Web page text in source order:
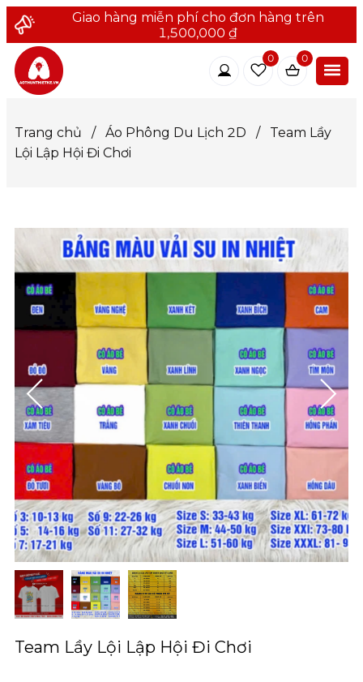
Giao hàng miễn phí cho đơn hàng trên
1,500,000 ₫
0 0
Trang chủ / Áo Phông Du Lịch 2D /
Team Lầy
Lội Lập Hội Đi Chơi
Team Lầy Lội Lập Hội Đi Chơi